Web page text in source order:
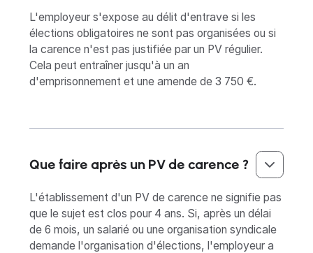
L'employeur s'expose au délit d'entrave si les
élections obligatoires ne sont pas organisées ou si
la carence n'est pas justifiée par un PV régulier.
Cela peut entraîner jusqu'à un an
d'emprisonnement et une amende de 3 750 €.
Que faire après un PV de carence ?
L'établissement d'un PV de carence ne signifie pas
que le sujet est clos pour 4 ans. Si, après un délai
de 6 mois, un salarié ou une organisation syndicale
demande l'organisation d'élections, l'employeur a